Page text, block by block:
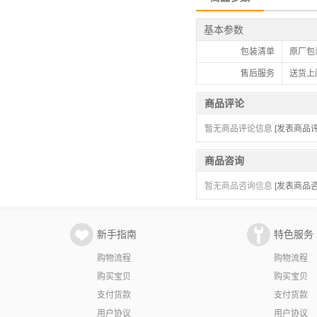
基本参数
包装清单 原厂包
售后服务 送货上
商品评论
暂无商品评论信息 [发表商品
商品咨询
暂无商品咨询信息 [发表商品
新手指南
购物流程
购买宝贝
支付货款
用户协议
特色服务
购物流程
购买宝贝
支付货款
用户协议